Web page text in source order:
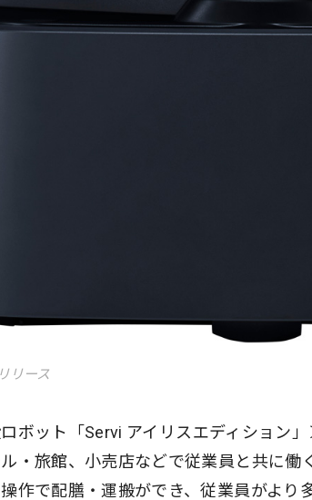
リース
ボット「Servi アイリスエディション」
・旅館、小売店などで従業員と共に働
作で配膳・運搬ができ、従業員がより